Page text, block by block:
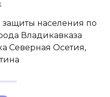
населения по
Владикавказа
Северная Осетия,